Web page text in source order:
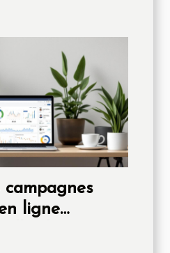
campagnes
ligne